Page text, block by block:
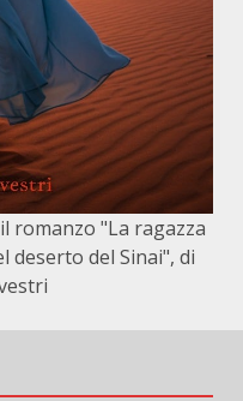
romanzo "La ragazza
deserto del Sinai", di